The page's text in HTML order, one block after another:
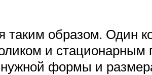
таким образом. Один
и
формы и